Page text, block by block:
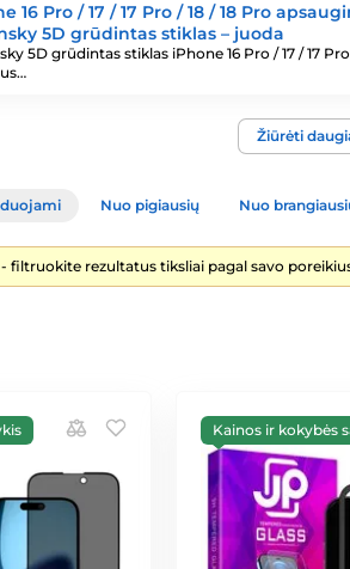
16 Pro / 17 / 17 Pro / 18 / 18 Pro
5D grūdintas stiklas – juoda
5D grūdintas stiklas iPhone 16 Pro / 17 / 17
Žiūrėti
Nuo pigiausių Nuo
- filtruokite rezultatus tiksliai pagal savo
Kainos ir kokybės